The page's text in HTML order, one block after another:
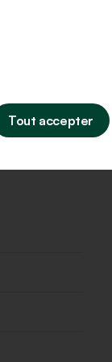
Tout accepter